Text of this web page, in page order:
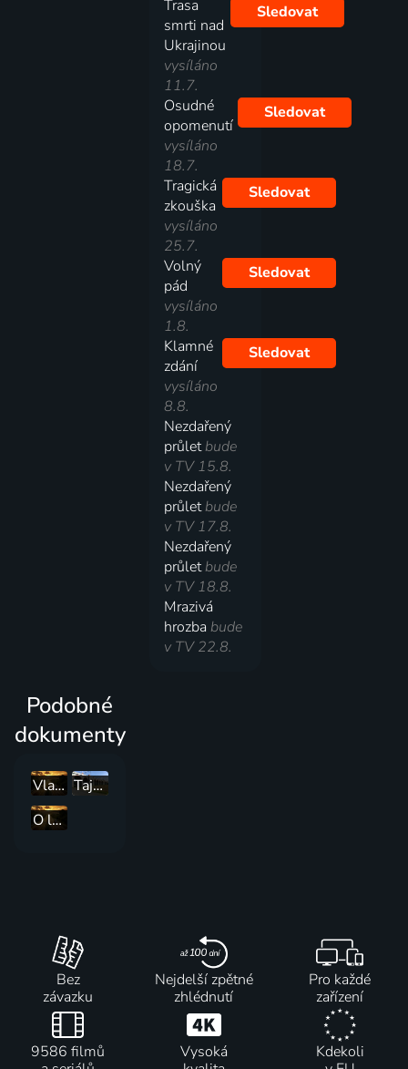
Trasa
smrti nad
Ukrajinou
vysíláno
11.7.
Sledovat
Osudné
opomenutí
vysíláno
18.7.
Sledovat
Tragická
zkouška
vysíláno
25.7.
Sledovat
Volný
pád
vysíláno
1.8.
Sledovat
Klamné
zdání
vysíláno
8.8.
Sledovat
Nezdařený
průletbude
v TV 15.8.
Nezdařený
průletbude
v TV 17.8.
Nezdařený
průletbude
v TV 18.8.
Mrazivá
hrozbabude
v TV 22.8.
Podobné
dokumenty
Vlaky, ktoré zmenili svet
Tajemství železnic
O letadlech a létání
Bez
závazku
Nejdelší zpětné
zhlédnutí
Pro každé
zařízení
9586 filmů
Vysoká
Kdekoli